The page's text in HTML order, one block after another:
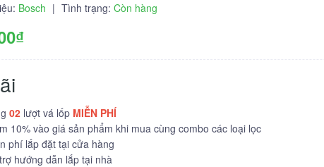
Bosch | Tình trạng: Còn hàng
02 lượt vá lốp MIỄN PHÍ
10% vào giá sản phẩm khi mua cùng combo các loại lọc
phí lắp đặt tại cửa hàng
hướng dẫn lắp tại nhà